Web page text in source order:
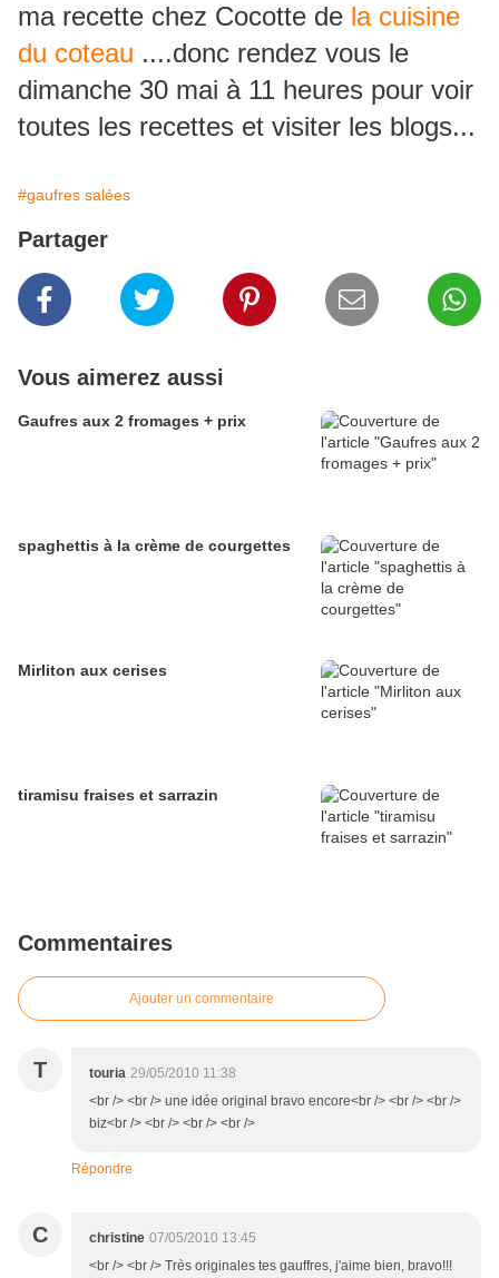
ma recette chez Cocotte de la cuisine
du coteau ....donc rendez vous le
dimanche 30 mai à 11 heures pour voir
toutes les recettes et visiter les blogs...
#gaufres salées
Partager
Vous aimerez aussi
Gaufres aux 2 fromages + prix
spaghettis à la crème de courgettes
Mirliton aux cerises
tiramisu fraises et sarrazin
Commentaires
Ajouter un commentaire
T touria 29/05/2010 11:38
<br /> <br /> une idée original bravo encore<br /> <br /> <br />
biz<br /> <br /> <br /> <br />
Répondre
C christine 07/05/2010 13:45
<br /> <br /> Très originales tes gauffres, j'aime bien, bravo!!!